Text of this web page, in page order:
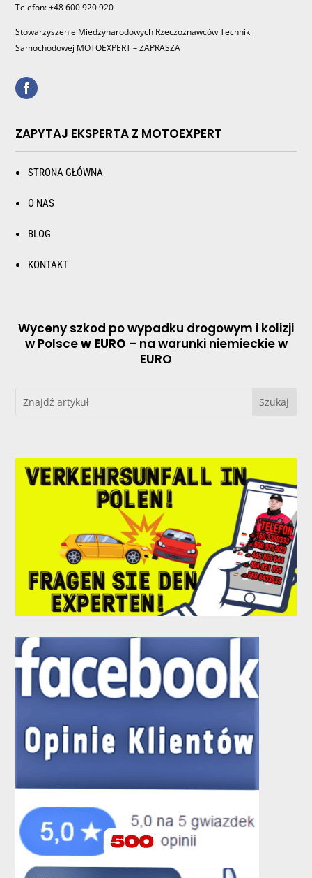
Telefon: +48 600 920 920
Stowarzyszenie Miedzynarodowych Rzeczoznawców Techniki
Samochodowej MOTOEXPERT – ZAPRASZA
ZAPYTAJ EKSPERTA Z MOTOEXPERT
STRONA GŁÓWNA
O NAS
BLOG
KONTAKT
Wyceny szkod po wypadku drogowym i kolizji
w Polscew EURO – na warunki niemieckie w
EURO